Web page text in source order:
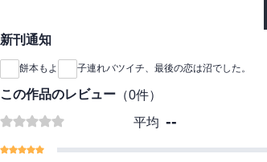
新刊通知
餅本もよ 子連れバツイチ、最後の恋は沼でした。
この作品のレビュー （0件）
平均 --